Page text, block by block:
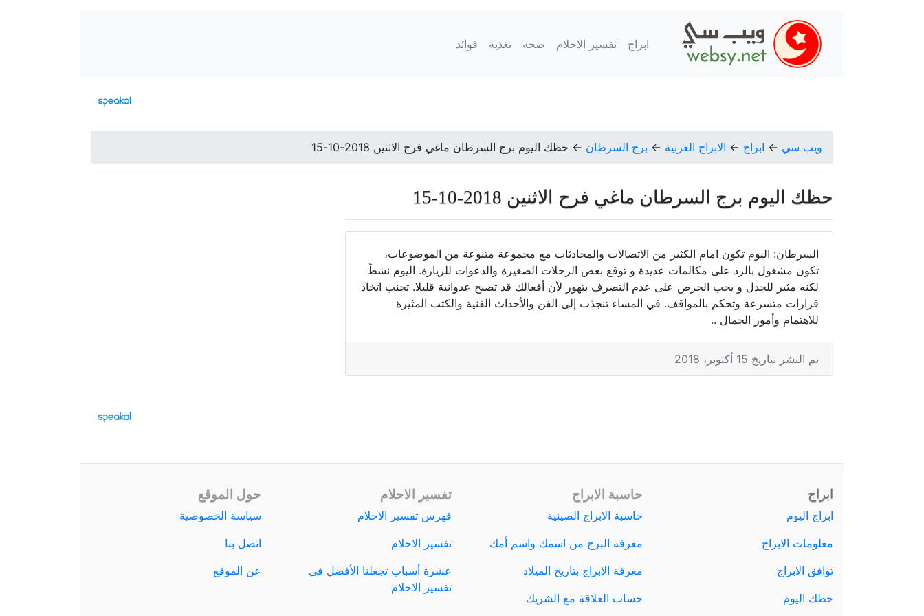
ابراج تفسير الاحلام صحة تغذية فوائد
ويب سي ← ابراج ← الابراج الغربية ← برج السرطان ← حظك اليوم برج السرطان ماغي فرح الاثنين 2018-10-15
حظك اليوم برج السرطان ماغي فرح الاثنين 2018-10-15
السرطان: اليوم تكون امام الكثير من الاتصالات والمحادثات مع مجموعة متنوعة من الموضوعات،
تكون مشغول بالرد على مكالمات عديدة و توقع بعض الرحلات الصغيرة والدعوات للزيارة. اليوم نشطً
لكنه مثير للجدل و يجب الحرص على عدم التصرف بتهور لأن أفعالك قد تصبح عدوانية قليلا. تجنب اتخاذ
قرارات متسرعة وتحكم بالمواقف. في المساء تنجذب إلى الفن والأحداث الفنية والكتب المثيرة
للاهتمام وأمور الجمال ..
تم النشر بتاريخ 15 أكتوبر، 2018
ابراج
ابراج اليوم
معلومات الابراج
توافق الابراج
حظك اليوم
حاسبة الابراج
حاسبة الابراج الصينية
معرفة البرج من اسمك واسم أمك
معرفة الابراج بتاريخ الميلاد
حساب العلاقة مع الشريك
تفسير الاحلام
فهرس تفسير الاحلام
تفسير الاحلام
عشرة أسباب تجعلنا الأفضل في
تفسير الاحلام
حول الموقع
سياسة الخصوصية
اتصل بنا
عن الموقع